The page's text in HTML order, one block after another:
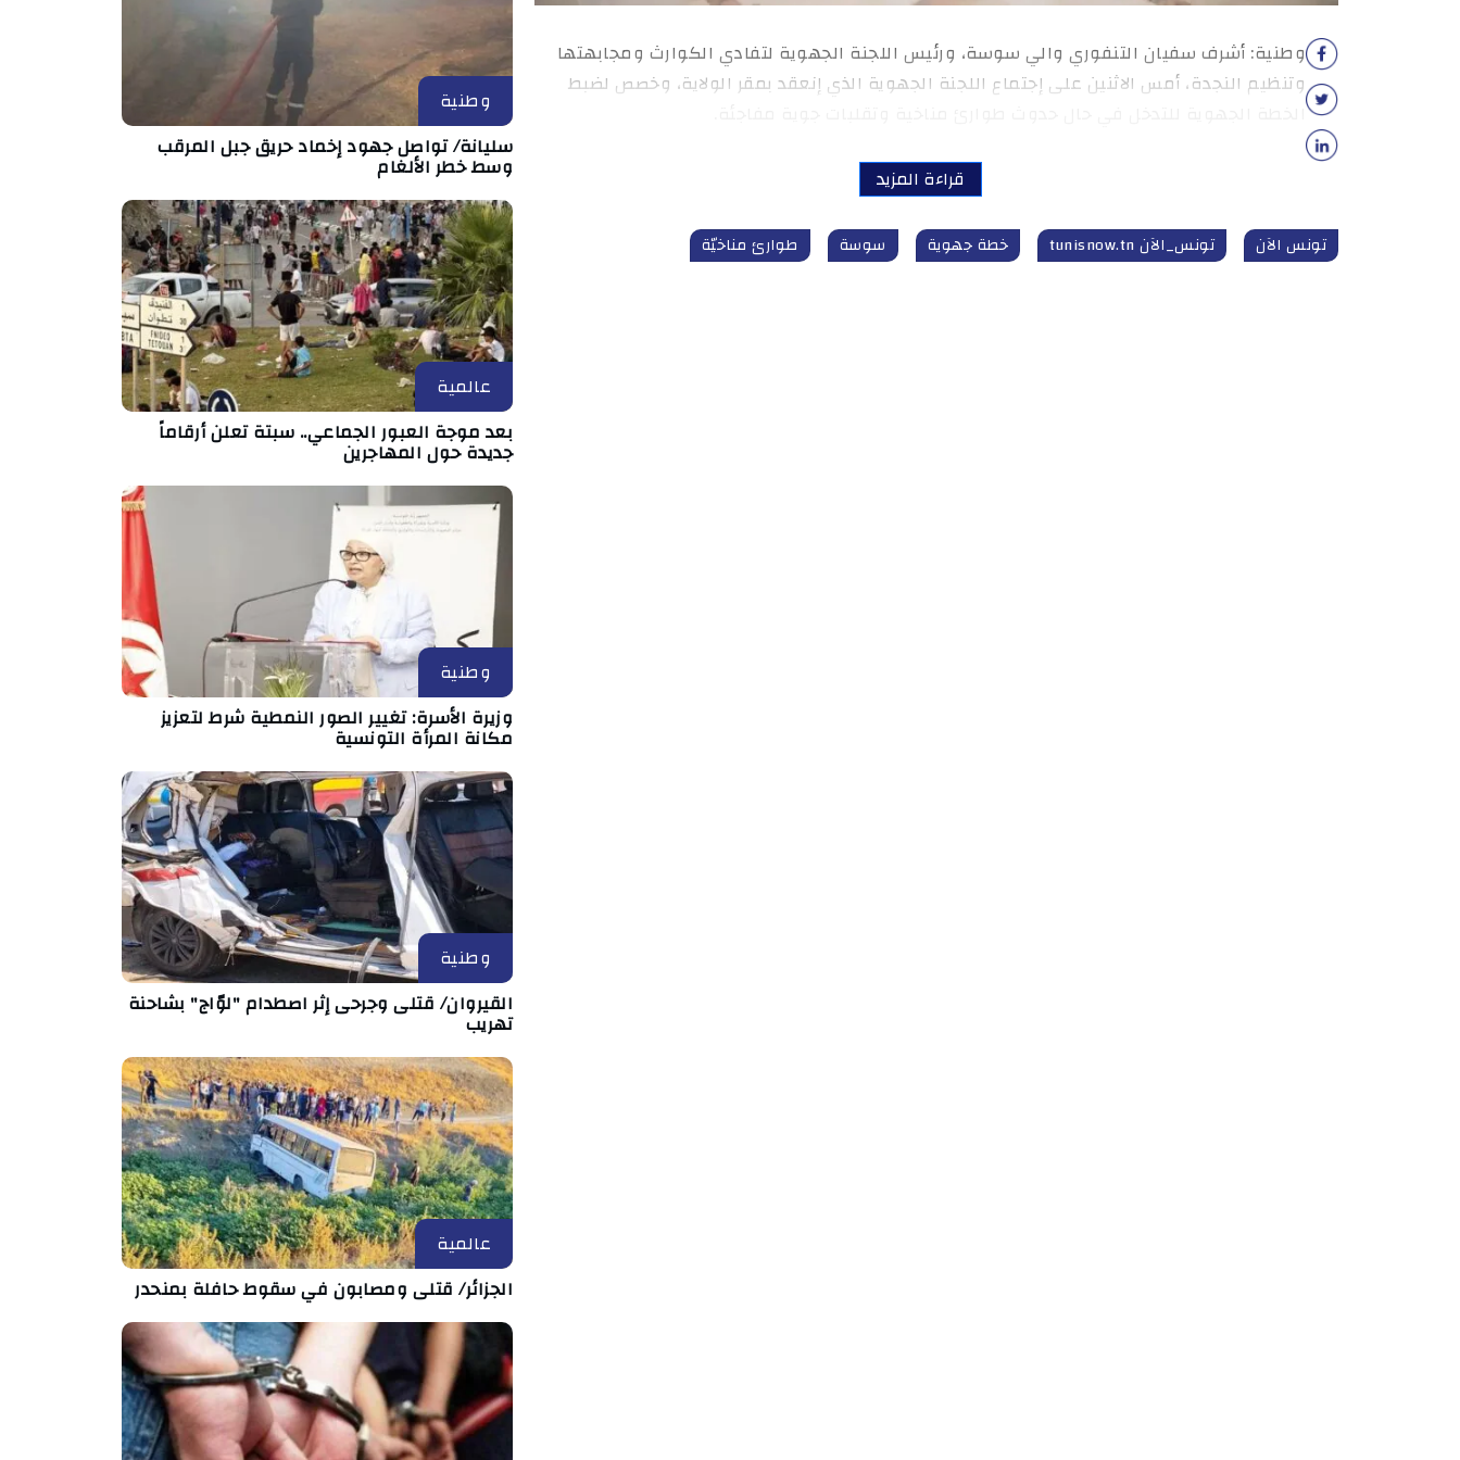
وطنية: أشرف سفيان التنفوري والي سوسة، ورئيس اللجنة الجهوية لتفادي الكوارث ومجابهتها
وتنظيم النجدة، أمس الاثنين على إجتماع اللجنة الجهوية الذي إنعقد بمقر الولاية، وخصص لضبط
قراءة المزيد
تونس الآن تونس_الآن tunisnow.tn خطة جهوية سوسة طوارئ مناخيّة
وطنية
سليانة/ تواصل جهود إخماد حريق جبل المرقب
وسط خطر الألغام
عالمية
بعد موجة العبور الجماعي.. سبتة تعلن أرقاماً
جديدة حول المهاجرين
وطنية
وزيرة الأسرة: تغيير الصور النمطية شرط لتعزيز
مكانة المرأة التونسية
وطنية
القيروان/ قتلى وجرحى إثر اصطدام "لوّاج" بشاحنة
تهريب
عالمية
الجزائر/ قتلى ومصابون في سقوط حافلة بمنحدر